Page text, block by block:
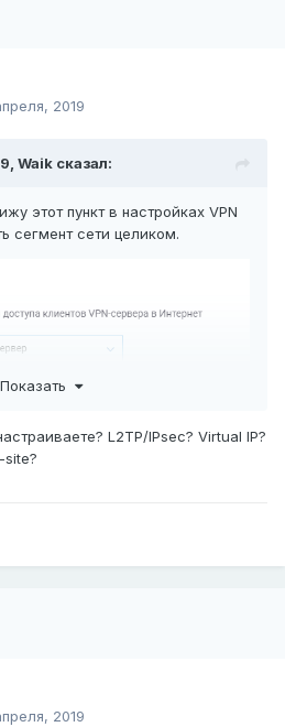
2019
Waik сказал:
этот пункт в настройках VPN
сегмент сети целиком.
Показать
L2TP/IPsec? Virtual IP?
site?
2019